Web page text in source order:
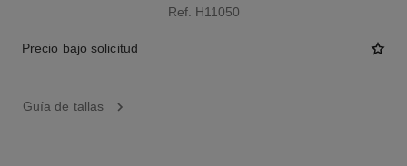
Ref. H11050
Precio bajo solicitud
Guía de tallas